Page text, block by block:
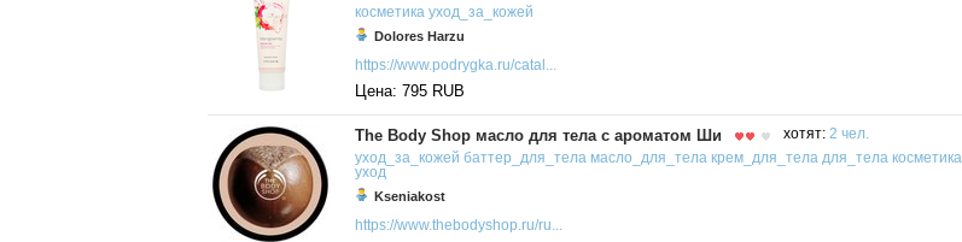
косметика уход_за_кожей
Dolores Harzu
https://www.podrygka.ru/catal...
Цена: 795 RUB
The Body Shop масло для тела с ароматом Ши хотят: 2 чел.
уход_за_кожей баттер_для_тела масло_для_тела крем_для_тела для_тела косметика
уход
Kseniakost
https://www.thebodyshop.ru/ru...